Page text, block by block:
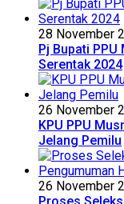
28 November
Pj Bupati
Serentak 2024
26 November
KPU PPU
Jelang Pemilu
26 November